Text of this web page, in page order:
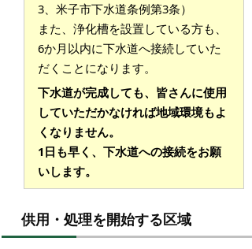
3、米子市下水道条例第3条）
また、浄化槽を設置している方も、
6か月以内に下水道へ接続していた
だくことになります。
下水道が完成しても、皆さんに使用
していただかなければ地域環境もよ
くなりません。
1日も早く、下水道への接続をお願
いします。
供用・処理を開始する区域